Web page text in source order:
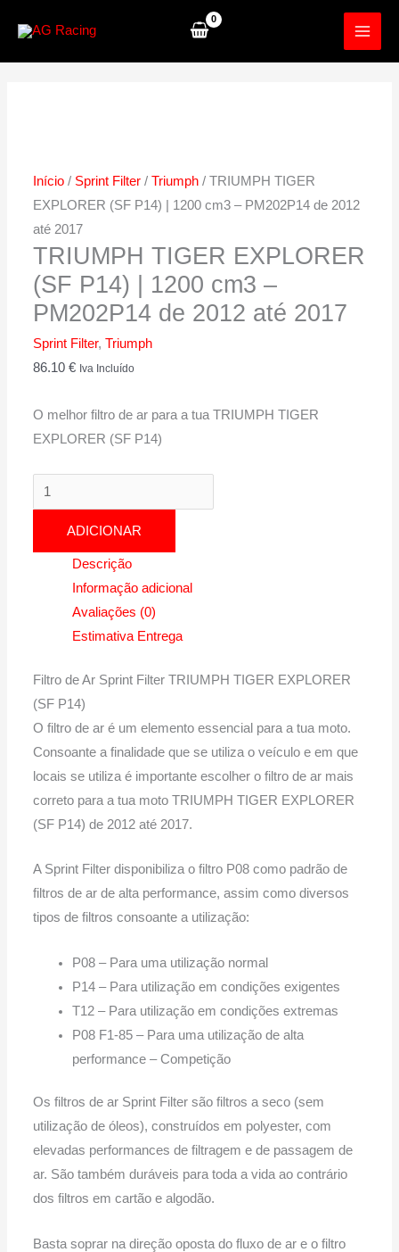
Início / Sprint Filter /Triumph / TRIUMPH TIGER
EXPLORER (SF P14) | 1200 cm3 – PM202P14 de 2012
até 2017
TRIUMPH TIGER EXPLORER
(SF P14) | 1200 cm3 –
PM202P14 de 2012 até 2017
Sprint Filter,Triumph
86.10€ Iva Incluído
O melhor filtro de ar para a tua TRIUMPH TIGER
EXPLORER (SF P14)
Quantidade
de
TRIUMPH
TIGER
EXPLORER
1200
cm3
-
PM202P14
de
2012
até
ADICIONAR
Descrição
Informação adicional
Avaliações (0)
Estimativa Entrega
Filtro de Ar Sprint Filter TRIUMPH TIGER EXPLORER
(SF P14)
O filtro de ar é um elemento essencial para a tua moto.
Consoante a finalidade que se utiliza o veículo e em que
locais se utiliza é importante escolher o filtro de ar mais
correto para a tua moto TRIUMPH TIGER EXPLORER
(SF P14) de 2012 até 2017.
A Sprint Filter disponibiliza o filtro P08 como padrão de
filtros de ar de alta performance, assim como diversos
tipos de filtros consoante a utilização:
P08 – Para uma utilização normal
P14 – Para utilização em condições exigentes
T12 – Para utilização em condições extremas
P08 F1-85 – Para uma utilização de alta
performance – Competição
Os filtros de ar Sprint Filter são filtros a seco (sem
utilização de óleos), construídos em polyester, com
elevadas performances de filtragem e de passagem de
ar. São também duráveis para toda a vida ao contrário
dos filtros em cartão e algodão.
Basta soprar na direção oposta do fluxo de ar e o filtro